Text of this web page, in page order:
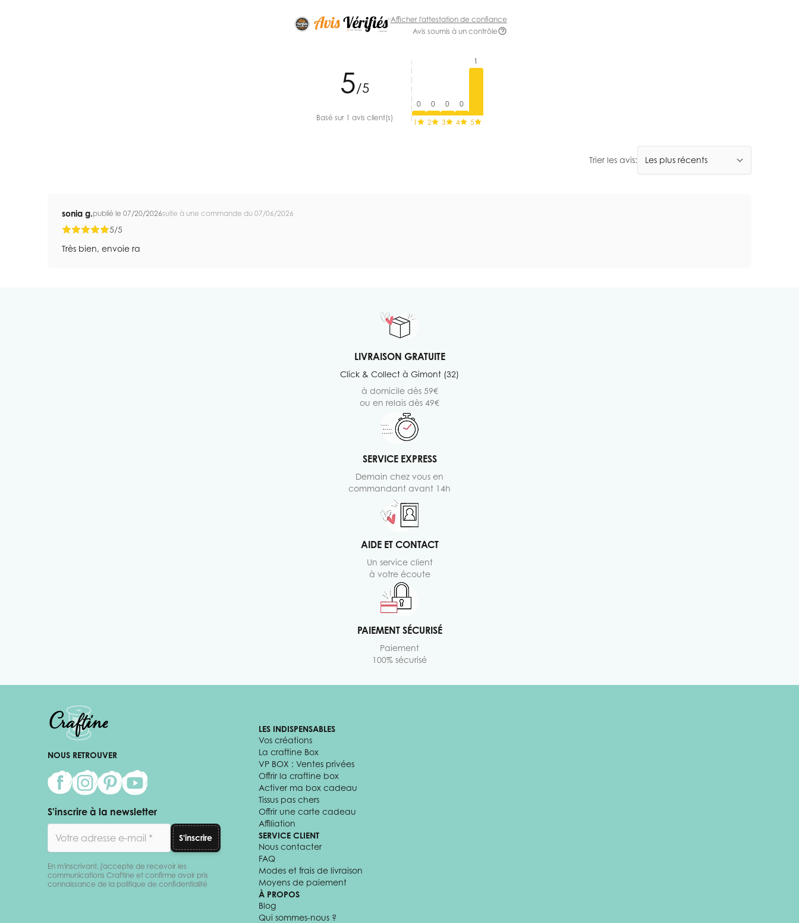
Afficher l'attestation de confiance
Avis soumis à un contrôle
5/5
Basé sur 1 avis client(s)
0
1
0
2
0
3
0
4
1
5
Trier les avis:
sonia g.publié le 07/20/2026suite à une commande du 07/06/2026
5/5
Très bien, envoie ra
LIVRAISON GRATUITE
Click & Collect à Gimont (32)
à domicile dès 59€
ou en relais dès 49€
SERVICE EXPRESS
Demain chez vous en
commandant avant 14h
AIDE ET CONTACT
Un service client
à votre écoute
PAIEMENT SÉCURISÉ
Paiement
100% sécurisé
NOUS RETROUVER
S'inscrire à la newsletter
S'inscrire
En m'inscrivant, j'accepte de recevoir les
communications Craftine et confirme avoir pris
connaissance de la politique de confidentialité
LES INDISPENSABLES
Vos créations
La craftine Box
VP BOX : Ventes privées
Offrir la craftine box
Activer ma box cadeau
Tissus pas chers
Offrir une carte cadeau
Affiliation
SERVICE CLIENT
Nous contacter
FAQ
Modes et frais de livraison
Moyens de paiement
À PROPOS
Blog
Qui sommes-nous ?